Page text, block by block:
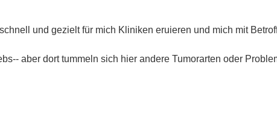
und gezielt für mich Kliniken eruieren und mich mit
aber dort tummeln sich hier andere Tumorarten oder